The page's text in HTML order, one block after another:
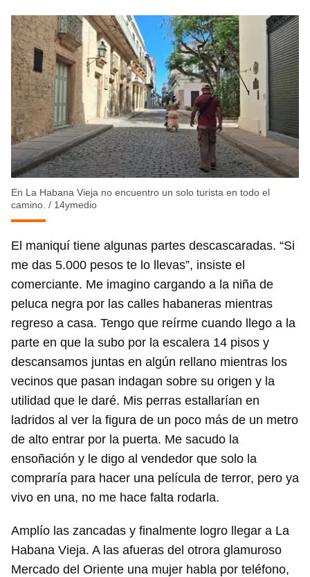
Guardar como favorito
Para poder guardar como favorito, primero has de
iniciar sesión con tu cuenta de 14ymedio.
En La Habana Vieja no encuentro un solo turista en todo el
camino. / 14ymedio
El maniquí tiene algunas partes descascaradas. “Si
me das 5.000 pesos te lo llevas”, insiste el
comerciante. Me imagino cargando a la niña de
peluca negra por las calles habaneras mientras
regreso a casa. Tengo que reírme cuando llego a la
parte en que la subo por la escalera 14 pisos y
descansamos juntas en algún rellano mientras los
vecinos que pasan indagan sobre su origen y la
utilidad que le daré. Mis perras estallarían en
ladridos al ver la figura de un poco más de un metro
de alto entrar por la puerta. Me sacudo la
ensoñación y le digo al vendedor que solo la
compraría para hacer una película de terror, pero ya
vivo en una, no me hace falta rodarla.
Amplío las zancadas y finalmente logro llegar a La
Habana Vieja. A las afueras del otrora glamuroso
Mercado del Oriente una mujer habla por teléfono,